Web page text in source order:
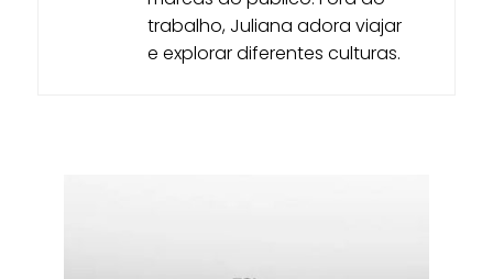
trabalho, Juliana adora viajar
e explorar diferentes culturas.